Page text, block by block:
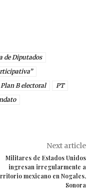
de Diputados
Plan B electoral
PT
Next article
Militares de Estados Unidos
ingresan irregularmente a
mexicano en Nogales,
Sonora